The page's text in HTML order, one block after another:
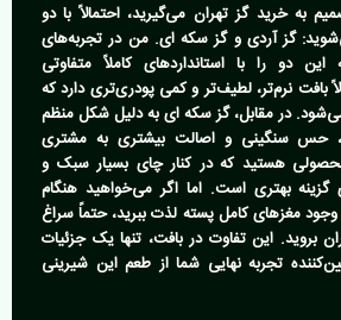
بهخرید گز تهران می‌گیرید، احتمالاً با دو
گز آردی و گز سکه ای. من در تجربه‌های
دو را با استانداردهای کاملاً متفاوتی
بافت نرم‌تر، لطیف‌تر و کمی پودری‌تری دارد که
در مقابل، گز سکه ای به دلیل شکل منظم
حس سنگینی و اصالت بیشتری به مشتری
هستید که در کنار چای بسیار سبک و
بهتری است. اما اگر می‌خواهید هنگام
مغزهای کامل پسته لذت ببرید، حتماً سراغ
بروید. این تفاوت در بافت، تنها یک جزئیات
تجربه نهایی شما از طعم این شیرینی